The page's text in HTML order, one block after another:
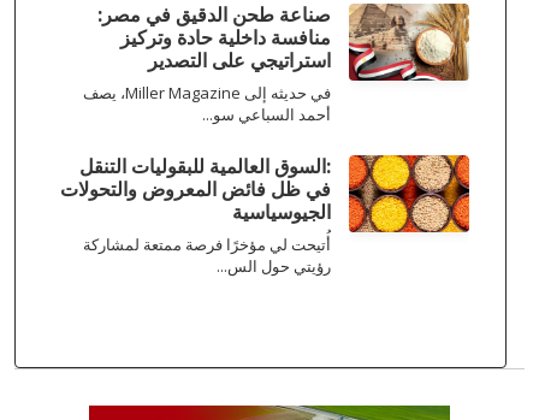
صناعة طحن الدقيق في مصر:
منافسة داخلية حادة وتركيز
استراتيجي على التصدير
في حديثه إلى Miller Magazine، يصف
أحمد السباعي سو...
:السوق العالمية للبقوليات التنقل
في ظل فائض المعروض والتحولات
الجيوسياسية
أُتيحت لي مؤخرًا فرصة ممتعة لمشاركة
رؤيتي حول الس...